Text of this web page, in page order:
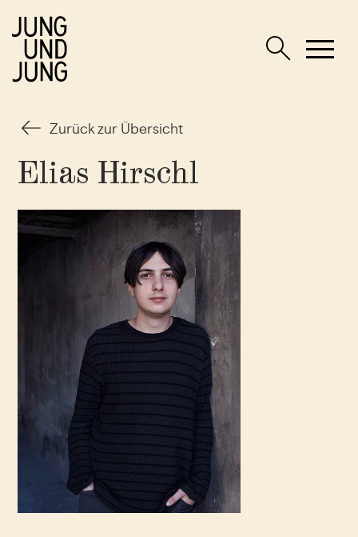
Zurück zur Übersicht
Elias Hirschl